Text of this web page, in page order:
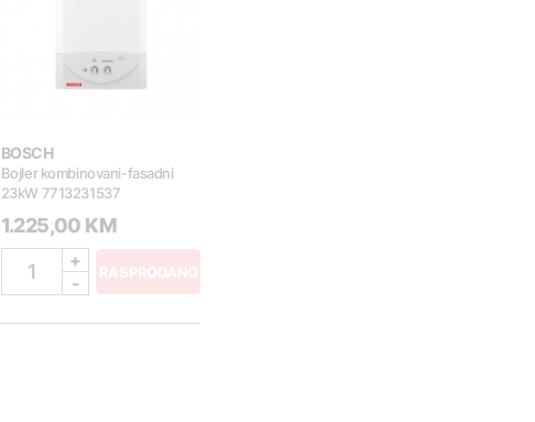
BOSCH
Bojler kombinovani-fasadni
23kW 7713231537
1.225,00 KM
1
+
-
RASPRODANO